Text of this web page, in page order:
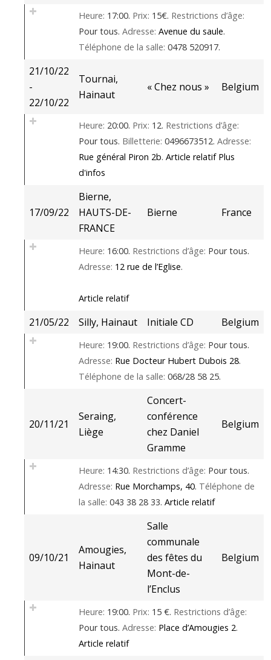
Heure: 17:00. Prix: 15€. Restrictions d’âge:
Pour tous. Adresse: Avenue du saule.
Téléphone de la salle: 0478 520917.
21/10/22
-
22/10/22
Tournai,
Hainaut
« Chez nous » Belgium
Heure: 20:00. Prix: 12. Restrictions d’âge:
Pour tous. Billetterie: 0496673512. Adresse:
Rue général Piron 2b. Article relatif Plus
d'infos
17/09/22
Bierne,
HAUTS-DE-
FRANCE
Bierne France
Heure: 16:00. Restrictions d’âge: Pour tous.
Adresse: 12 rue de l’Eglise.
Article relatif
21/05/22 Silly, Hainaut Initiale CD Belgium
Heure: 19:00. Restrictions d’âge: Pour tous.
Adresse: Rue Docteur Hubert Dubois 28.
Téléphone de la salle: 068/28 58 25.
20/11/21
Seraing,
Liège
Concert-
conférence
chez Daniel
Gramme
Belgium
Heure: 14:30. Restrictions d’âge: Pour tous.
Adresse: Rue Morchamps, 40. Téléphone de
la salle: 043 38 28 33. Article relatif
09/10/21
Amougies,
Hainaut
Salle
communale
des fêtes du
Mont-de-
l’Enclus
Belgium
Heure: 19:00. Prix: 15 €. Restrictions d’âge:
Pour tous. Adresse: Place d’Amougies 2.
Article relatif